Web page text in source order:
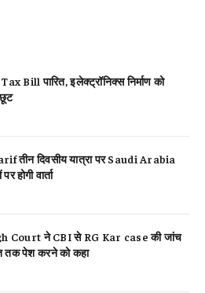
Bill पारित, इलेक्ट्रॉनिक्स निर्माण को
तीन दिवसीय यात्रा पर Saudi Arabia
होगी वार्ता
Court ने CBI से RG Kar case की जांच
तक पेश करने को कहा